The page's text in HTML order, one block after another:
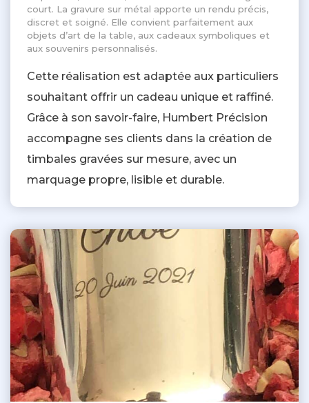
court. La gravure sur métal apporte un rendu précis,
discret et soigné. Elle convient parfaitement aux
objets d’art de la table, aux cadeaux symboliques et
aux souvenirs personnalisés.
Cette réalisation est adaptée aux particuliers
souhaitant offrir un cadeau unique et raffiné.
Grâce à son savoir-faire, Humbert Précision
accompagne ses clients dans la création de
timbales gravées sur mesure, avec un
marquage propre, lisible et durable.